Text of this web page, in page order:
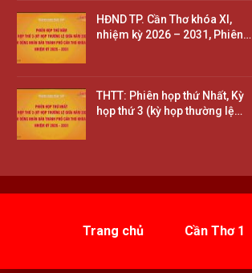
HĐND TP. Cần Thơ khóa XI,
nhiệm kỳ 2026 – 2031, Phiên…
THTT: Phiên họp thứ Nhất, Kỳ
họp thứ 3 (kỳ họp thường lệ…
Trang chủ Cần Thơ 1